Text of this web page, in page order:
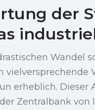
der
Wandel
vielversprechende
erheblich.
Zentralbank